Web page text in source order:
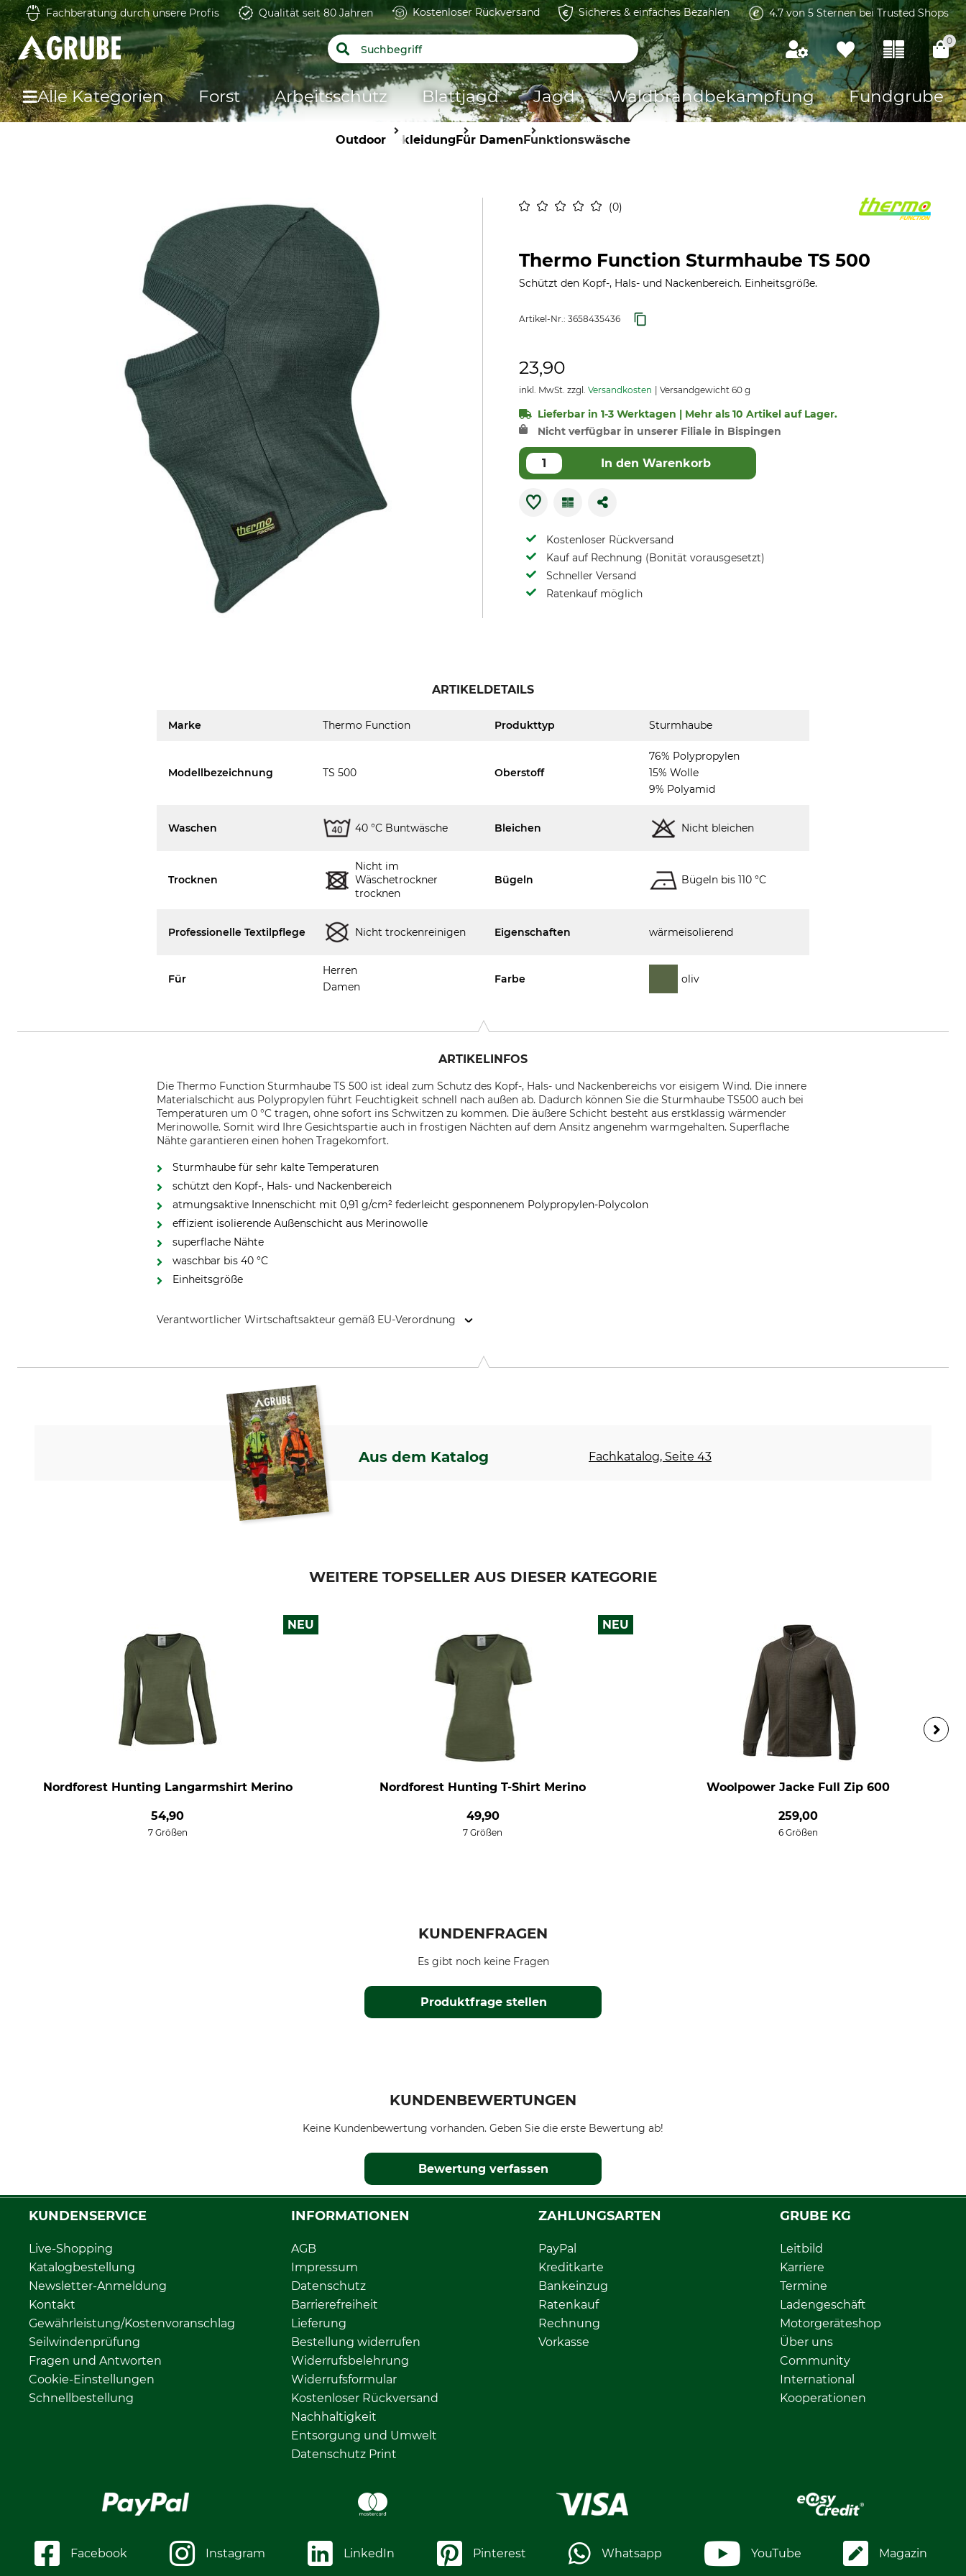
Fachberatung durch unsere Profis Qualität seit 80 Jahren Kostenloser Rückversand Sicheres & einfaches Bezahlen 4.7 von 5 Sternen bei Trusted Shops
0
Alle Kategorien Forst Arbeitsschutz Blattjagd Jagd Waldbrandbekämpfung Fundgrube
Outdoor BekleidungFür DamenFunktionswäsche
0
Thermo Function Sturmhaube TS 500
Schützt den Kopf-, Hals- und Nackenbereich. Einheitsgröße.
Artikel-Nr.: 3658435436
23,90
inkl. MwSt. zzgl. Versandkosten Versandgewicht 60 g
Lieferbar in 1-3 Werktagen | Mehr als 10 Artikel auf Lager.
Nicht verfügbar in unserer Filiale in Bispingen
In den Warenkorb
Kostenloser Rückversand
Kauf auf Rechnung (Bonität vorausgesetzt)
Schneller Versand
Ratenkauf möglich
ARTIKELDETAILS
Marke Thermo Function Produkttyp Sturmhaube
Modellbezeichnung TS 500 Oberstoff
76% Polypropylen
15% Wolle
9% Polyamid
Waschen 40 °C Buntwäsche Bleichen Nicht bleichen
Trocknen
Nicht im
Wäschetrockner
trocknen
Bügeln Bügeln bis 110 °C
Professionelle Textilpflege Nicht trockenreinigen Eigenschaften wärmeisolierend
Für
Herren
Damen
Farbe oliv
ARTIKELINFOS
Die Thermo Function Sturmhaube TS 500 ist ideal zum Schutz des Kopf-, Hals- und Nackenbereichs vor eisigem Wind. Die innere
Materialschicht aus Polypropylen führt Feuchtigkeit schnell nach außen ab. Dadurch können Sie die Sturmhaube TS500 auch bei
Temperaturen um 0 °C tragen, ohne sofort ins Schwitzen zu kommen. Die äußere Schicht besteht aus erstklassig wärmender
Merinowolle. Somit wird Ihre Gesichtspartie auch in frostigen Nächten auf dem Ansitz angenehm warmgehalten. Superflache
Nähte garantieren einen hohen Tragekomfort.
Sturmhaube für sehr kalte Temperaturen
schützt den Kopf-, Hals- und Nackenbereich
atmungsaktive Innenschicht mit 0,91 g/cm² federleicht gesponnenem Polypropylen-Polycolon
effizient isolierende Außenschicht aus Merinowolle
superflache Nähte
waschbar bis 40 °C
Einheitsgröße
Verantwortlicher Wirtschaftsakteur gemäß EU-Verordnung
Aus dem Katalog Fachkatalog, Seite 43
WEITERE TOPSELLER AUS DIESER KATEGORIE
NEU
Nordforest Hunting Langarmshirt Merino
54,90
7 Größen
NEU
Nordforest Hunting T-Shirt Merino
49,90
7 Größen
Woolpower Jacke Full Zip 600
259,00
6 Größen
KUNDENFRAGEN
Produktfrage stellen
Es gibt noch keine Fragen
KUNDENBEWERTUNGEN
Keine Kundenbewertung vorhanden. Geben Sie die erste Bewertung ab!
Bewertung verfassen
KUNDENSERVICE
Live-Shopping
Katalogbestellung
Newsletter-Anmeldung
Kontakt
Gewährleistung/Kostenvoranschlag
Seilwindenprüfung
Fragen und Antworten
Cookie-Einstellungen
Schnellbestellung
INFORMATIONEN
AGB
Impressum
Datenschutz
Barrierefreiheit
Lieferung
Bestellung widerrufen
Widerrufsbelehrung
Widerrufsformular
Kostenloser Rückversand
Nachhaltigkeit
Entsorgung und Umwelt
Datenschutz Print
ZAHLUNGSARTEN
PayPal
Kreditkarte
Bankeinzug
Ratenkauf
Rechnung
Vorkasse
GRUBE KG
Leitbild
Karriere
Termine
Ladengeschäft
Motorgeräteshop
Über uns
Community
International
Kooperationen
Facebook Instagram LinkedIn Pinterest Whatsapp YouTube Magazin